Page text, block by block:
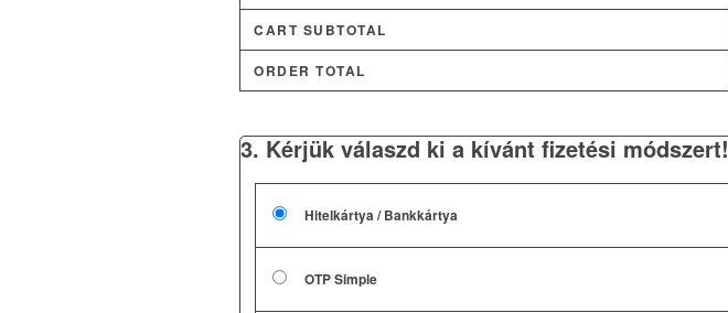
CART SUBTOTAL
ORDER TOTAL
3. Kérjük válaszd ki a kívánt fizetési módszert!
Hitelkártya / Bankkártya
OTP Simple